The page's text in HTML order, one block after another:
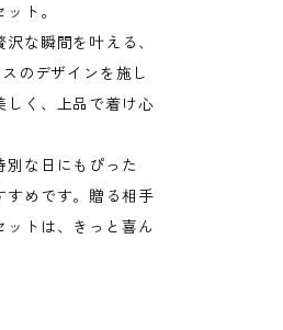
ト。
な瞬間を叶える、
のデザインを施し
しく、上品で着け心
別な日にもぴった
すめです。贈る相手
ットは、きっと喜ん